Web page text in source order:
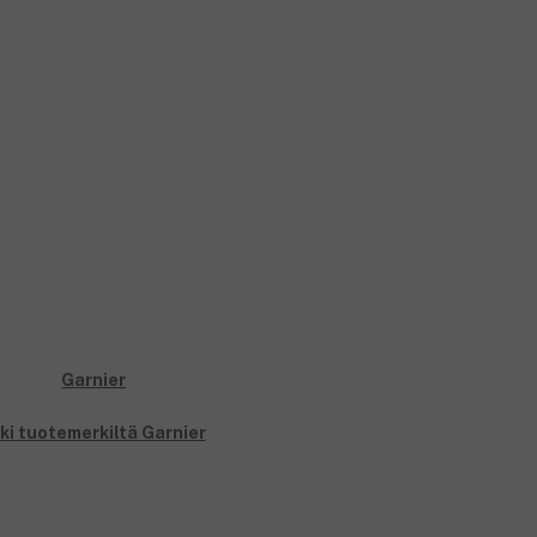
tuotemerkiltä Garnier